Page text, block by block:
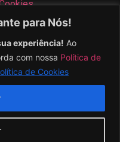
para Nós!
experiência! Ao
com nossa Política de
de Cookies